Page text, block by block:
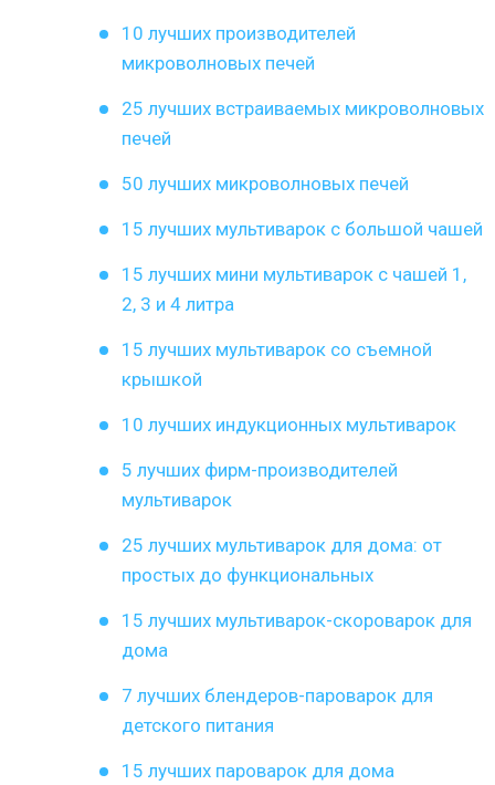
10 лучших производителей
микроволновых печей
25 лучших встраиваемых микроволновых
печей
50 лучших микроволновых печей
15 лучших мультиварок с большой чашей
15 лучших мини мультиварок с чашей 1,
2, 3 и 4 литра
15 лучших мультиварок со съемной
крышкой
10 лучших индукционных мультиварок
5 лучших фирм-производителей
мультиварок
25 лучших мультиварок для дома: от
простых до функциональных
15 лучших мультиварок-скороварок для
дома
7 лучших блендеров-пароварок для
детского питания
15 лучших пароварок для дома